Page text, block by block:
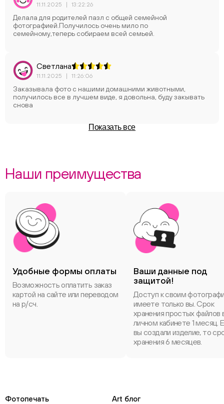
11.11.2025 | 13:22:26
Делала для родителей пазл с общей семейной
фотографией.Получилось очень мило по
семейному,теперь собираем всей семьей.
Светлана
11.11.2025 | 11:26:06
Заказывала фото с нашими домашними животными,
получилось все в лучшем виде, я довольна, буду закывать
снова
Показать все
Наши преимущества
Удобные формы оплаты
Возможность оплатить заказ
картой на сайте или переводом
на р/сч.
Ваши данные под
защитой!
Доступ к своим
имеете только вы. Срок
хранения простых файлов
личном кабинете 1 месяц.
вы создали изделие, то
хранения 6 месяцев.
Фотопечать
Art блог